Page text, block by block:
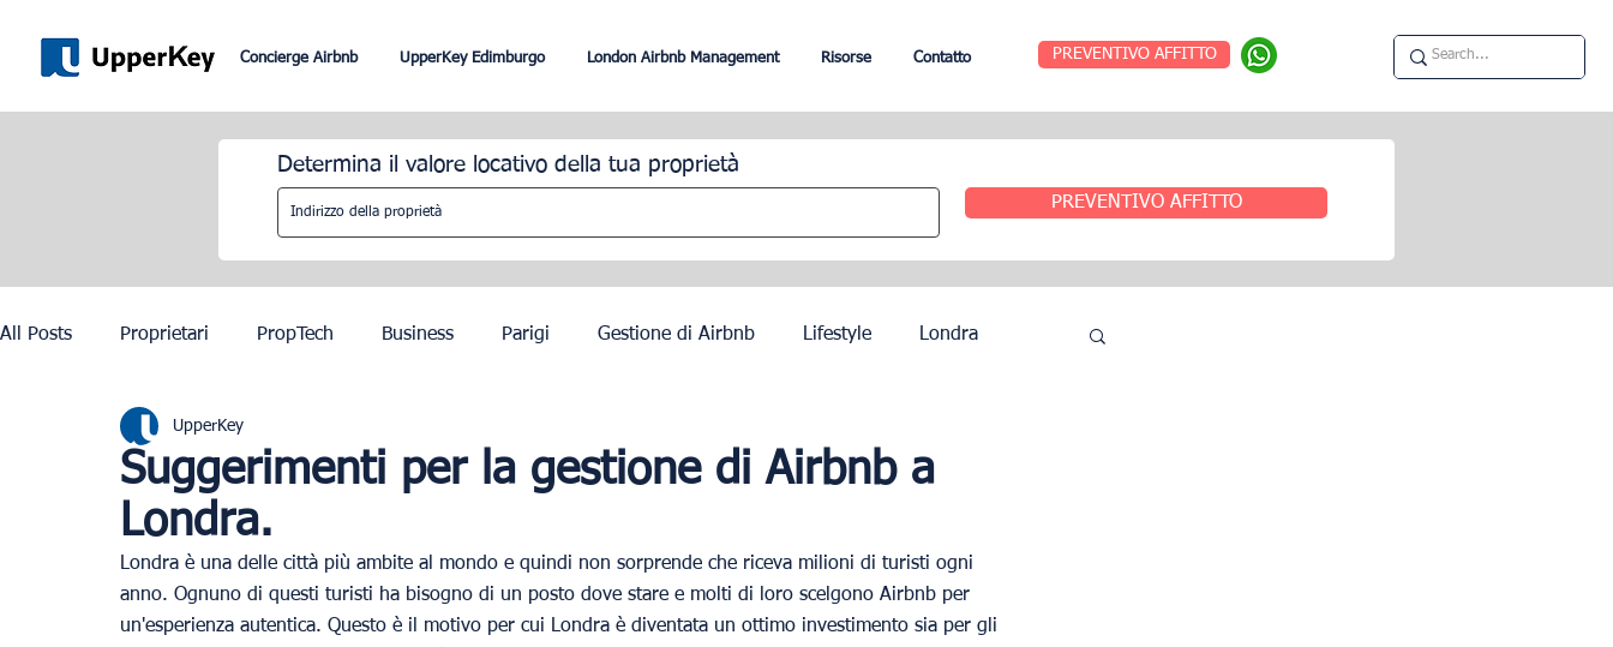
Concierge Airbnb UpperKey Edimburgo London Airbnb Management Risorse Contatto PREVENTIVO AFFITTO
Determina il valore locativo della tua proprietà
PREVENTIVO AFFITTO
All Posts Proprietari PropTech Business Parigi Gestione di Airbnb Lifestyle Londra
Dubai Lisbona
Olimpiadi di Parigi 2024
Suggerimenti per la gestione di Airbnb a
Londra.
UpperKey
Londra è una delle città più ambite al mondo e quindi non sorprende che riceva milioni di turisti ogni
anno. Ognuno di questi turisti ha bisogno di un posto dove stare e molti di loro scelgono Airbnb per
un'esperienza autentica. Questo è il motivo per cui Londra è diventata un ottimo investimento sia per gli